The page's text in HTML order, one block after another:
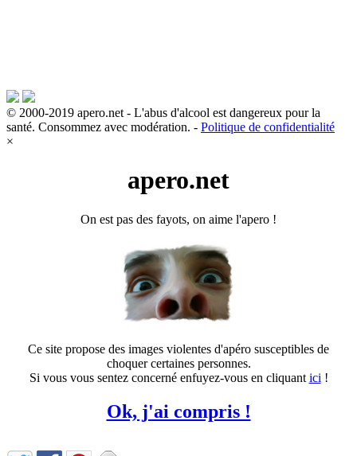
© 2000-2019 apero.net - L'abus d'alcool est dangereux pour la
santé. Consommez avec modération. - Politique de confidentialité
×
apero.net
On est pas des fayots, on aime l'apero !
Ce site propose des images violentes d'apéro susceptibles de
choquer certaines personnes.
Si vous vous sentez concerné enfuyez-vous en cliquant ici !
Ok, j'ai compris !